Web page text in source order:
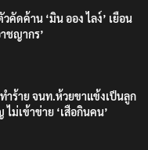
คัดค้าน ‘มิน ออง ไลง์’ เยือน
ชญากร’
ำร้าย จนท.ห้วยขาแข้งเป็นลูก
ม่เข้าข่าย ‘เสือกินคน’